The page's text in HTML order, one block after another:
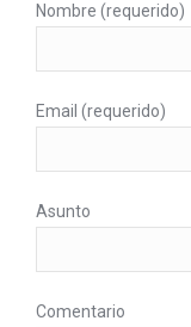
Nombre (requerido)
Email (requerido)
Asunto
Comentario